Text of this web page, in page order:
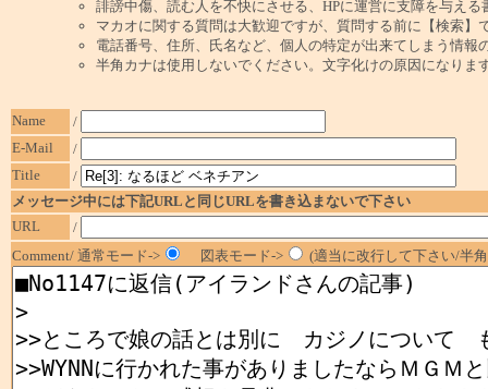
誹謗中傷、読む人を不快にさせる、HPに運営に支障を与え
マカオに関する質問は大歓迎ですが、質問する前に【検索】
電話番号、住所、氏名など、個人の特定が出来てしまう情報
半角カナは使用しないでください。文字化けの原因になりま
Name
/
E-Mail
/
Title
/
メッセージ中には下記URLと同じURLを書き込まないで下さい
URL
/
Comment/ 通常モード->
図表モード-> (適当に改行して下さい/半